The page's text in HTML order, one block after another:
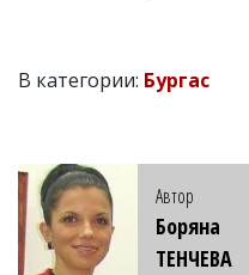
В категории: Бургас
Автор
Боряна
ТЕНЧЕВА